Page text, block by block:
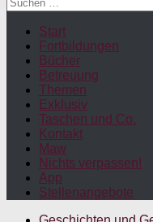
nach:
Start
Fortbildungen
Bücher
Betreuung
Themen
Exklusiv
Taschen und Co.
Kontakt
Maw
Nichts verpassen!
App
Stellenangebote